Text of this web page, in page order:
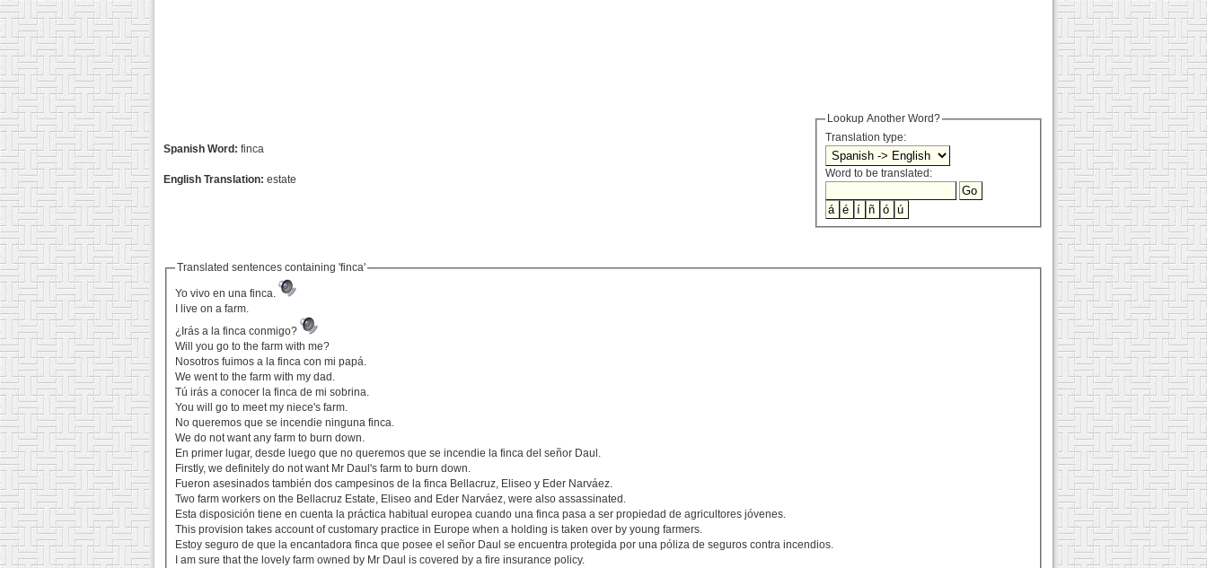
Lookup Another Word?
Translation type:
Word to be translated:
Spanish Word: finca
English Translation: estate
Translated sentences containing 'finca'
Yo vivo en una finca.
I live on a farm.
¿Irás a la finca conmigo?
Will you go to the farm with me?
Nosotros fuimos a la finca con mi papá.
We went to the farm with my dad.
Tú irás a conocer la finca de mi sobrina.
You will go to meet my niece's farm.
No queremos que se incendie ninguna finca.
We do not want any farm to burn down.
En primer lugar, desde luego que no queremos que se incendie la finca del señor Daul.
Firstly, we definitely do not want Mr Daul's farm to burn down.
Fueron asesinados también dos campesinos de la finca Bellacruz, Eliseo y Eder Narváez.
Two farm workers on the Bellacruz Estate, Eliseo and Eder Narváez, were also assassinated.
Esta disposición tiene en cuenta la práctica habitual europea cuando una finca pasa a ser propiedad de agricultores jóvenes.
This provision takes account of customary practice in Europe when a holding is taken over by young farmers.
Estoy seguro de que la encantadora finca que posee el señor Daul se encuentra protegida por una póliza de seguros contra incendios.
I am sure that the lovely farm owned by Mr Daul is covered by a fire insurance policy.